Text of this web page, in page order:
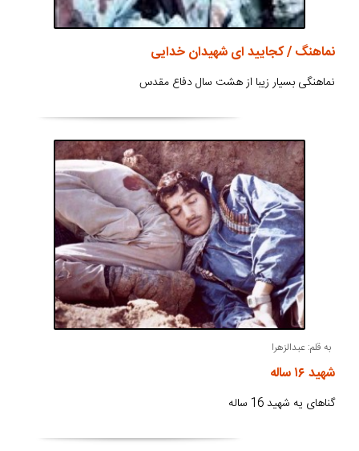
نماهنگ / کجایید ای شهیدان خدایی
نماهنگی بسیار زیبا از هشت سال دفاع مقدس
به قلم: عبدالزهرا
شهید ۱۶ ساله
گناهای یه شهید 16 ساله